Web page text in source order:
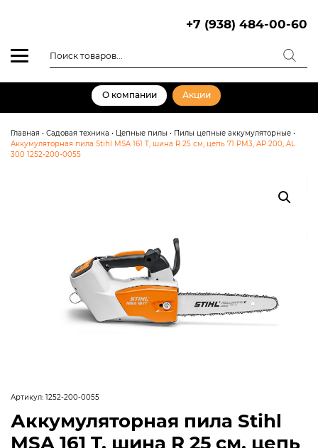
+7 (938) 484-00-60
товаров
О компании Акции
Главная • Садовая техника • Цепные пилы • Пилы цепные аккумуляторные •
Аккумуляторная пила Stihl MSA 161 T, шина R 25 см, цепь 71 PM3, AP 200, AL
300 1252-200-0055
Артикул: 1252-200-0055
Аккумуляторная пила Stihl
MSA 161 T, шина R 25 см, цепь